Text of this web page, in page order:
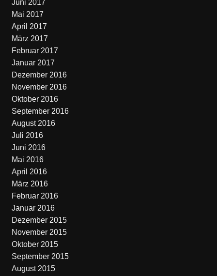
Juni 2017
Mai 2017
April 2017
März 2017
Februar 2017
Januar 2017
Dezember 2016
November 2016
Oktober 2016
September 2016
August 2016
Juli 2016
Juni 2016
Mai 2016
April 2016
März 2016
Februar 2016
Januar 2016
Dezember 2015
November 2015
Oktober 2015
September 2015
August 2015